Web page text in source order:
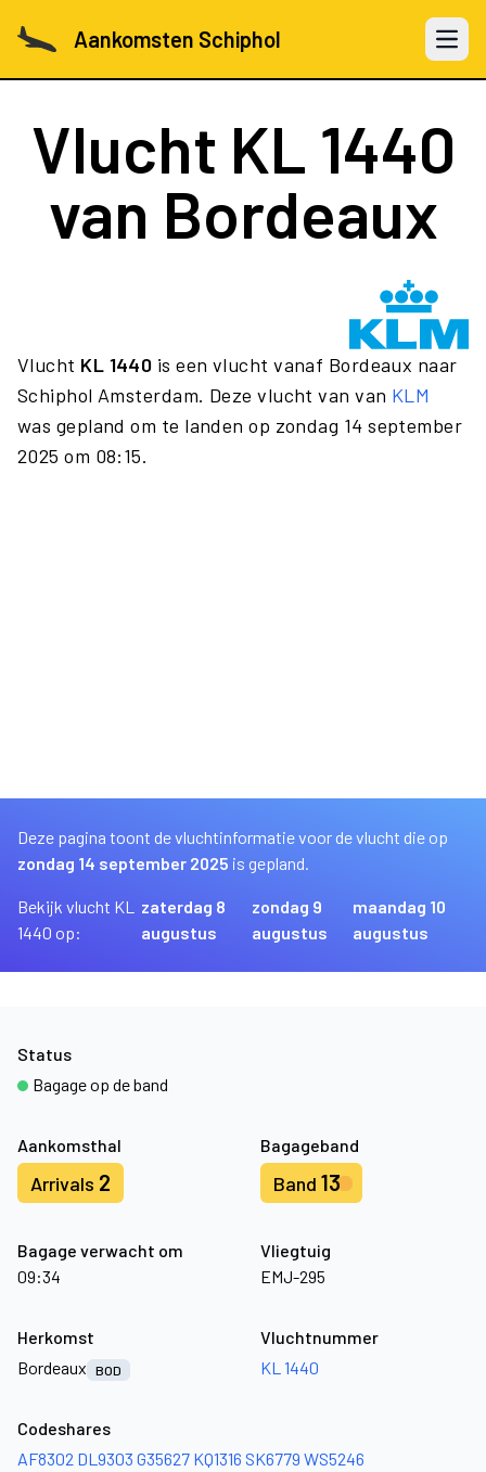
Aankomsten Schiphol Open
Vlucht KL 1440
van Bordeaux
Vlucht KL 1440 is een vlucht vanaf Bordeaux naar
Schiphol Amsterdam. Deze vlucht van van KLM
was gepland om te landen op zondag 14 september
2025 om 08:15.
Deze pagina toont de vluchtinformatie voor de vlucht die op
zondag 14 september 2025 is gepland.
Bekijk vlucht KL
1440 op:
zaterdag 8
augustus
zondag 9
augustus
maandag 10
augustus
Aankomsthal
Arrivals 2
Bagageband
Band 13
Bagage verwacht om
09:34
Vliegtuig
EMJ-295
Status
Bagage op de band
Herkomst
Bordeaux
BOD
Vluchtnummer
KL 1440
Codeshares
AF8302 DL9303 G35627 KQ1316 SK6779 WS5246